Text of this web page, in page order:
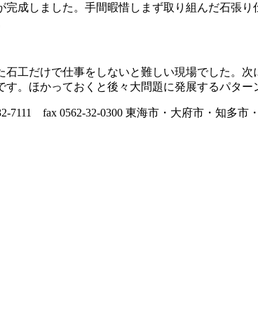
成しました。手間暇惜しまず取り組んだ石張
工だけで仕事をしないと難しい現場でした。
。ほかっておくと後々大問題に発展するパター
7111 fax 0562-32-0300 東海市・大府市・知多